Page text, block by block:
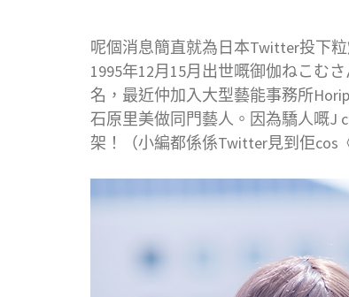
呢個消息簡直就為日本Twitter投下
1995年12月15月出世嘅御伽ねこむ
名，最近仲加入大型藝能事務所
石原里美做同門藝人。因為驕人嘅J
架！（小編都係係Twitter見到佢cos